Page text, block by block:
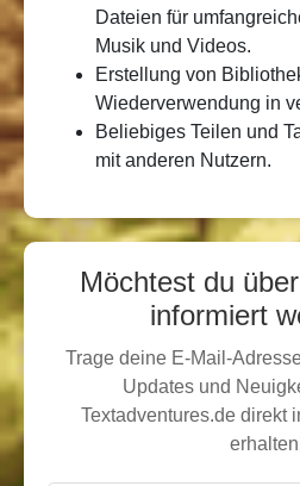
Dateien für
Musik und Videos.
Erstellung von
Wiederverwendung in
Beliebiges Teilen und
mit anderen Nutzern.
Möchtest du
informiert
Trage deine E-Mail-
Updates und
Textadventures.de direkt